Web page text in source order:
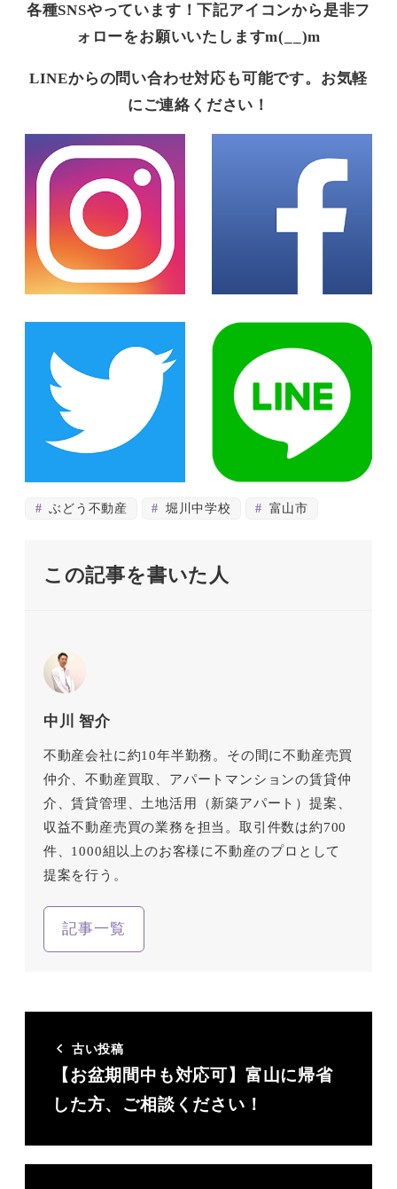
各種SNSやっています！下記アイコンから是非フ
ォローをお願いいたしますm(__)m
LINEからの問い合わせ対応も可能です。お気軽
にご連絡ください！
ぶどう不動産 堀川中学校 富山市
この記事を書いた人
中川 智介
不動産会社に約10年半勤務。その間に不動産売買
仲介、不動産買取、アパートマンションの賃貸仲
介、賃貸管理、土地活用（新築アパート）提案、
収益不動産売買の業務を担当。取引件数は約700
件、1000組以上のお客様に不動産のプロとして
提案を行う。
記事一覧
古い投稿
【お盆期間中も対応可】富山に帰省
した方、ご相談ください！